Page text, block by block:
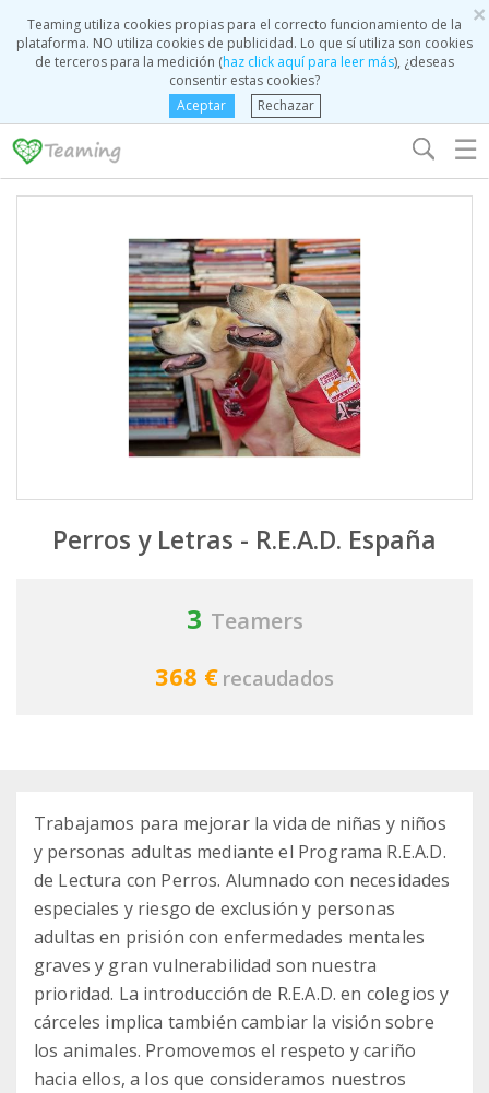
×
Teaming utiliza cookies propias para el correcto funcionamiento de la
plataforma. NO utiliza cookies de publicidad. Lo que sí utiliza son cookies
de terceros para la medición (haz click aquí para leer más), ¿deseas
consentir estas cookies?
Aceptar
Rechazar
☰
Perros y Letras - R.E.A.D. España
3 Teamers
368 € recaudados
Trabajamos para mejorar la vida de niñas y niños
y personas adultas mediante el Programa R.E.A.D.
de Lectura con Perros. Alumnado con necesidades
especiales y riesgo de exclusión y personas
adultas en prisión con enfermedades mentales
graves y gran vulnerabilidad son nuestra
prioridad. La introducción de R.E.A.D. en colegios y
cárceles implica también cambiar la visión sobre
los animales. Promovemos el respeto y cariño
hacia ellos, a los que consideramos nuestros